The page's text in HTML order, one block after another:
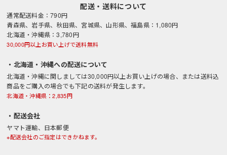
配送・送料について
通常配送料金：790円
青森県、岩手県、秋田県、宮城県、山形県、福島県：1,080円
北海道・沖縄県：3,780円
30,000円以上お買い上げで送料無料
・北海道・沖縄への配送について
北海道・沖縄に関しましては30,000円以上お買い上げの場合、または送料込
商品をご購入の場合でも下記の送料が発生します。
北海道・沖縄県：2,835円
・配送会社
ヤマト運輸、日本郵便
※配送会社のご指定はできかねます。